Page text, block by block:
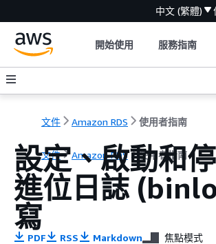
中文 (繁體)
開始使用 服務指南
文件 Amazon RDS 使用者指南
文件 Amazon RDS 使用者指南
設定、啟動和
進位日誌
寫
PDF RSS Markdown 焦點模式